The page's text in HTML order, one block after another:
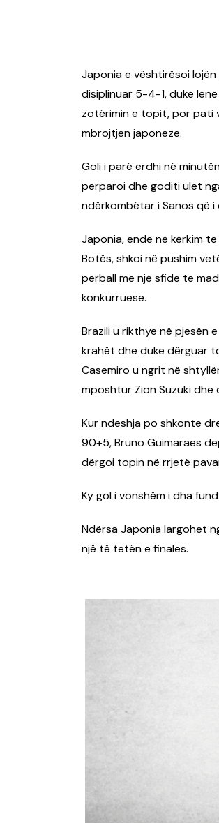
Japonia e vështirësoi
disiplinuar 5-4-1, duke
zotërimin e topit, por pati
mbrojtjen japoneze.
Goli i parë erdhi në
përparoi dhe goditi ulët
ndërkombëtar i Sanos që
Japonia, ende në kërkim
Botës, shkoi në pushim
përball me një sfidë të
konkurruese.
Brazili u rikthye në pjesën
krahët dhe duke dërguar
Casemiro u ngrit në
mposhtur Zion Suzuki
Kur ndeshja po shkonte
90+5, Bruno Guimaraes
dërgoi topin në rrjetë
Ky gol i vonshëm i dha
Ndërsa Japonia largohet
një të tetën e finales.